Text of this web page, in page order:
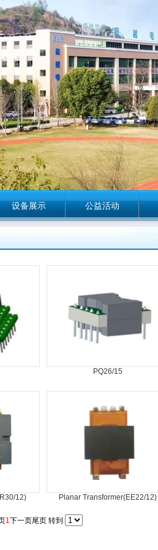
设备展示 公益活动
PQ26/15
12) Planar Transformer(EE22/12)
1下一页尾页 转到